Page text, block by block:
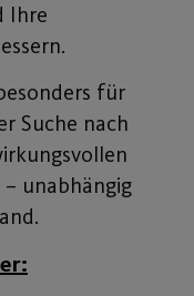
Ihre
für
Suche nach
unabhängig